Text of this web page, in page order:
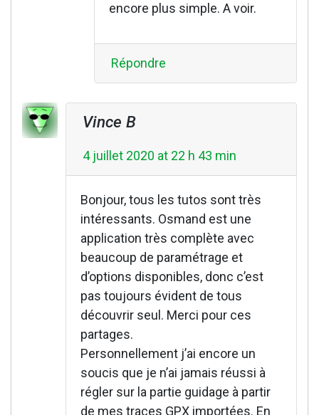
encore plus simple. A voir.
Répondre
Vince B
4 juillet 2020 at 22 h 43 min
Bonjour, tous les tutos sont très
intéressants. Osmand est une
application très complète avec
beaucoup de paramétrage et
d’options disponibles, donc c’est
pas toujours évident de tous
découvrir seul. Merci pour ces
partages.
Personnellement j’ai encore un
soucis que je n’ai jamais réussi à
régler sur la partie guidage à partir
de mes traces GPX importées. En